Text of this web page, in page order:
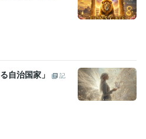
自治国家」
記